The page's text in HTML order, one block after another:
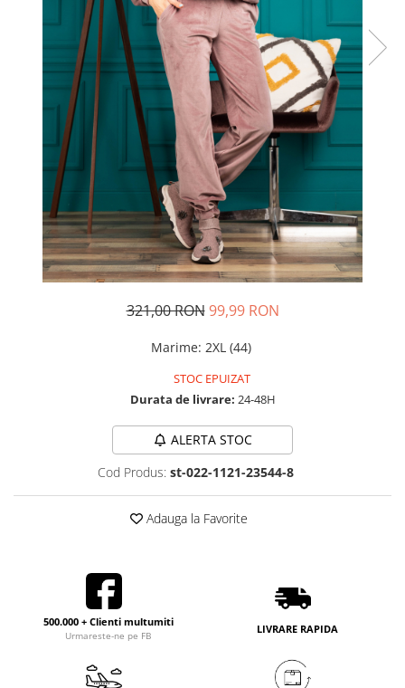
Rochii din dantela
Rochii din tafta
Rochii cu paiete
Rochii din tul
Rochii din catifea
Rochii din Barbie/Bistrech
Rochii din saten
Rochii voal
Rochii cu imprimeu
321,00 RON 99,99 RON
Marime: 2XL (44)
STOC EPUIZAT
Durata de livrare: 24-48H
ALERTA STOC
Cod Produs: st-022-1121-23544-8
Adauga la Favorite
500.000 + Clienti multumiti
Urmareste-ne pe FB
LIVRARE RAPIDA